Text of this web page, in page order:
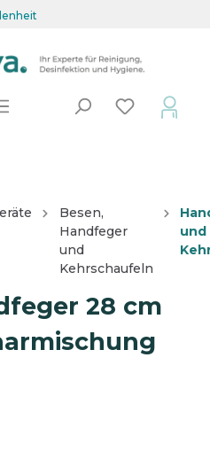
Besen,
Handfeger
und
Kehrschaufeln
und
28 cm